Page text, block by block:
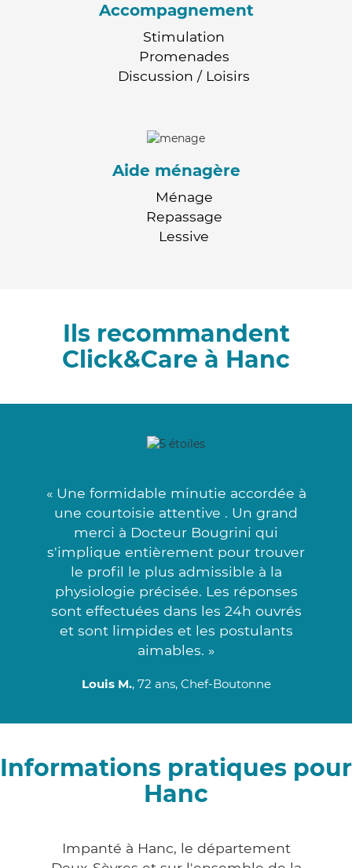
Accompagnement
Stimulation
Promenades
Discussion / Loisirs
Aide ménagère
Ménage
Repassage
Lessive
Ils recommandent
Click&Care à Hanc
« Une formidable minutie accordée à
une courtoisie attentive . Un grand
merci à Docteur Bougrini qui
s'implique entièrement pour trouver
le profil le plus admissible à la
physiologie précisée. Les réponses
sont effectuées dans les 24h ouvrés
et sont limpides et les postulants
aimables. »
Louis M., 72 ans, Chef-Boutonne
Informations pratiques pour
Hanc
Impanté à Hanc, le département